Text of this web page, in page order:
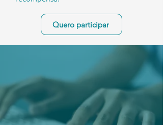
Quero participar